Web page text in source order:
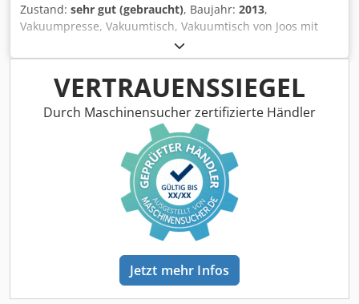
Zustand: sehr gut (gebraucht), Baujahr: 2013,
Vakuumpresse, Vakuumtisch, Vakuumtisch von Joos mit
Silikonmembrane Dsdpfsy Hl Hpex Ad Iock Universell
einsetzbare Presse, Furnierpresse zum Furnieren,
Beschichten, Formverleimen, Formfurnieren,
Kantenanleimen etc. Sie können mit dieser Presse mit
einigen Einschränkungen durchaus auf eine hydraulische
Furnierpresse verzichten. Neue hitzebeständige
Silikonmembran, extrem dehnfähig und leicht zu reinigen.
Auch für Verformung von vorgeheizten thermoplastischen
Materialien wie Acrylglas oder Mineralwerkstoffen
verwendbar. Rahmeninnenmaß ca. 2900 x 1410mm,
Nutzfläche ca. 2800 x 1300mm Arbeitshöhe ca. 900mm
Vakuumpumpe Becker VT4.40, 400V, 1,5 kW mit 40 m³/h
Leistung und zwei Vakuumbehältern jeweils 200 Liter,
dadurch komfortables Arbeiten, schnelles evakuieren.
Elektronischer Vakuumdruckschalter, dadurch schaltet
sich die Pumpe bei erreichtem Unterdruck ab und läuft
VERTRAUENSSIEGEL
Durch Maschinensucher zertifizierte Händler
Jetzt mehr Infos